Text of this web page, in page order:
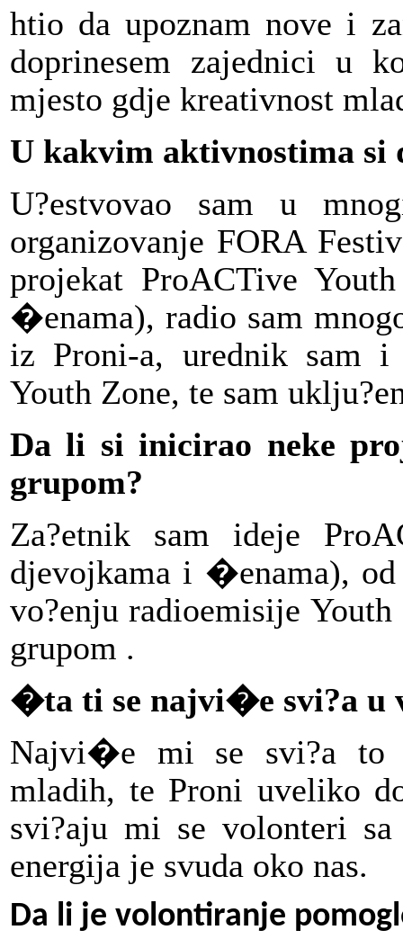
htio da upoznam nove i
doprinesem zajednici u
mjesto gdje kreativnost
U kakvim aktivnostima si
U?estvovao sam u
organizovanje FORA
projekat ProACTive
�enama), radio sam
iz Proni-a, urednik sam i
Youth Zone, te sam
Da li si inicirao neke
grupom?
Za?etnik sam ideje
djevojkama i �enama),
vo?enju radioemisije
grupom .
�ta ti se najvi�e svi?a u
Najvi�e mi se svi?a to
mladih, te Proni uveliko
svi?aju mi se volonteri
energija je svuda oko nas.
Da li je volontiranje